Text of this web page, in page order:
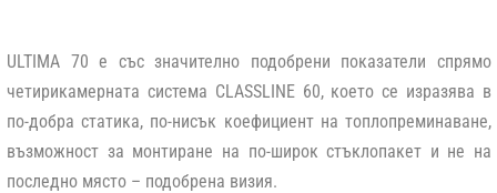
ULTIMA 70 е със значително подобрени показатели спрямо
четирикамерната система CLASSLINE 60, което се изразява в
по-добра статика, по-нисък коефициент на топлопреминаване,
възможност за монтиране на по-широк стъклопакет и не на
последно място – подобрена визия.